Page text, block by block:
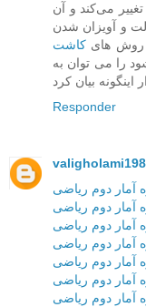
می‌کند و آن
و آویزان شدن
روش های کاشت
را می توان به
Responder
آمار دوم ریاضی
آمار دوم ریاضی
آمار دوم ریاضی
آمار دوم ریاضی
آمار دوم ریاضی
آمار دوم ریاضی
آمار دوم ریاضی